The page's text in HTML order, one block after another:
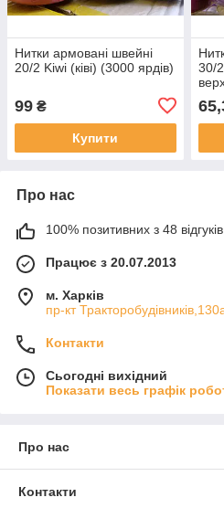
Нитки армовані швейні
20/2 Kiwi (ківі) (3000 ярдів)
99 ₴
Купити
30/2
Про нас
100% позитивних з 48 відгуків
Працює з 20.07.2013
м. Харків
пр-кт
Контакти
Сьогодні вихідний
Показати весь графік
Про нас
Контакти